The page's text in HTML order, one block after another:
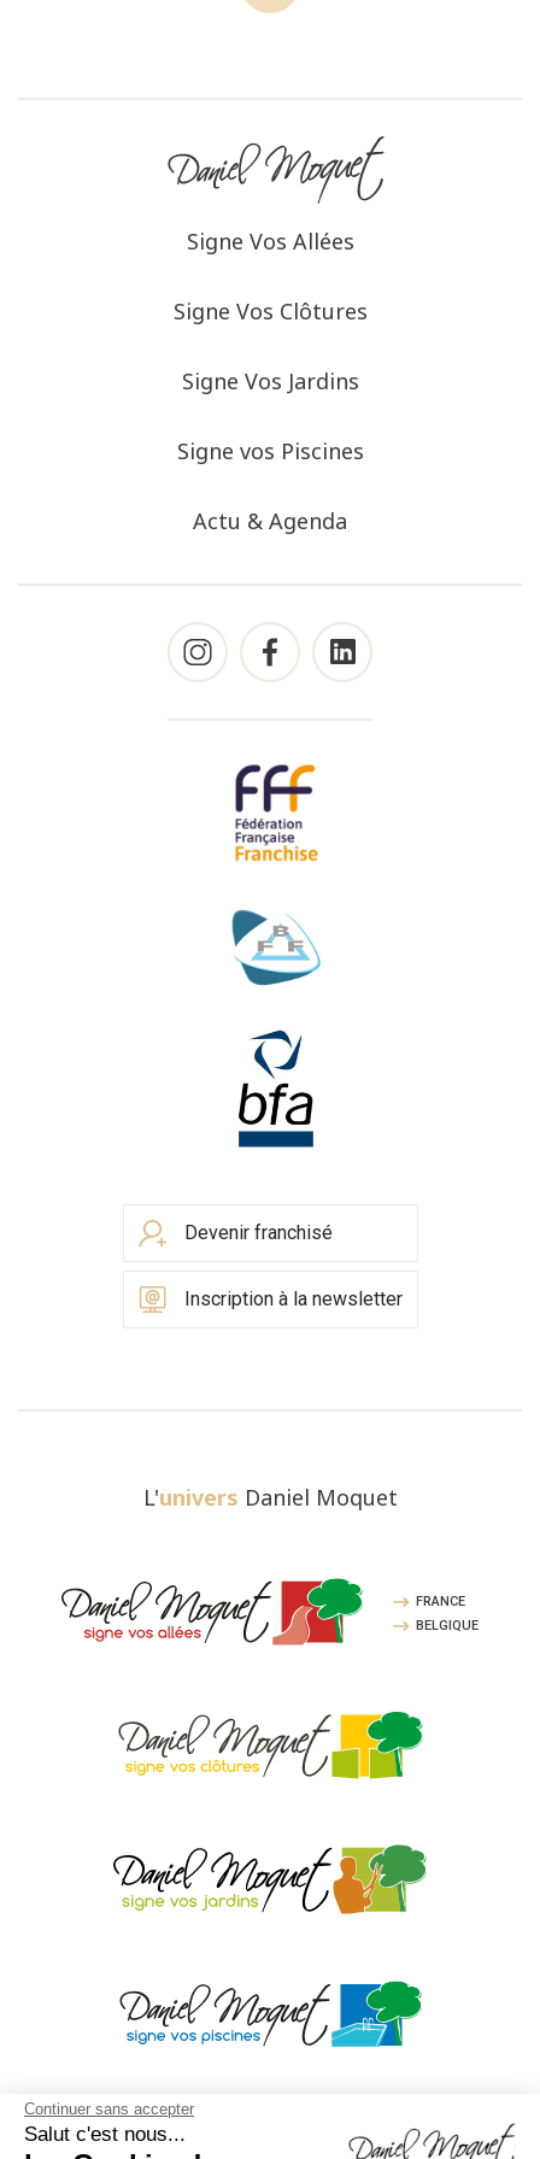
Continuer sans accepter
Salut c'est nous...
Signe Vos Allées
Signe Vos Clôtures
Signe Vos Jardins
Signe vos Piscines
Actu & Agenda
Devenir franchisé
Inscription à la newsletter
L'univers Daniel Moquet
FRANCE
BELGIQUE